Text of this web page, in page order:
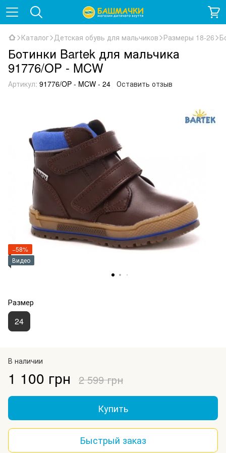
Каталог Детская обувь для мальчиков Размеры 18-26
Ботинки Bartek для мальчика
91776/OP - MCW
Артикул: 91776/OP - MCW - 24 Оставить отзыв
−58%
Видео
Размер
24
В наличии
1 100 грн 2 599 грн
Купить
Быстрый заказ